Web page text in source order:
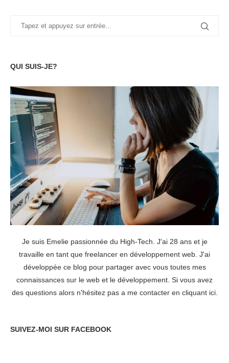
QUI SUIS-JE?
Je suis Emelie passionnée du High-Tech. J'ai 28 ans et je
travaille en tant que freelancer en développement web. J'ai
développée ce blog pour partager avec vous toutes mes
connaissances sur le web et le développement. Si vous avez
des questions alors n'hésitez pas a me contacter en cliquant ici.
SUIVEZ-MOI SUR FACEBOOK